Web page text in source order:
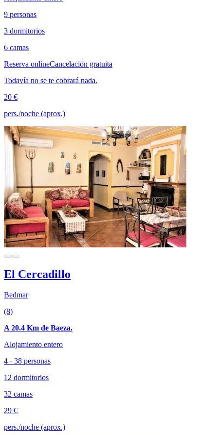
9 personas
3 dormitorios
6 camas
Reserva onlineCancelación gratuita
Todavía no se te cobrará nada.
20 €
pers./noche (aprox.)
El Cercadillo
Bedmar
(8)
A 20.4 Km de Baeza.
Alojamiento entero
4 - 38 personas
12 dormitorios
32 camas
29 €
pers./noche (aprox.)